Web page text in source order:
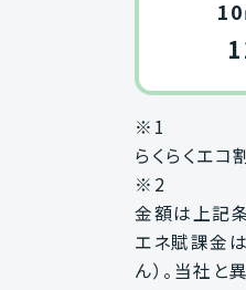
※1
らくらくエコ
※2
金額は上記
エネ賦課金
ん）。当社